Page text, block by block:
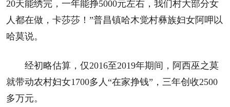
20天能绣完，一年能挣5000元左右，我们村大部分女
人都在做，卡莎莎！”普昌镇哈木觉村彝族妇女阿呷以
哈莫说。
经初略估算，仅2016至2019年期间，阿西巫之莫
就带动农村妇女1700多人“在家挣钱”，三年创收2500
多万元。